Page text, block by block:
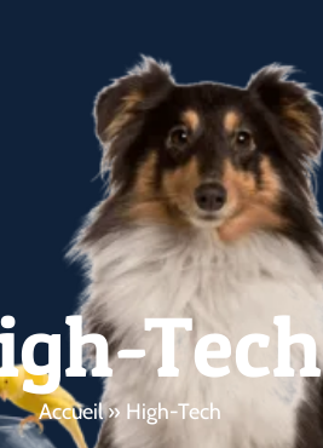
Tech
Accueil» High-Tech